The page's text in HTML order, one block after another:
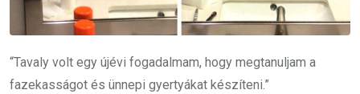
“Tavaly volt egy újévi fogadalmam, hogy megtanuljam a
fazekasságot és ünnepi gyertyákat készíteni.”